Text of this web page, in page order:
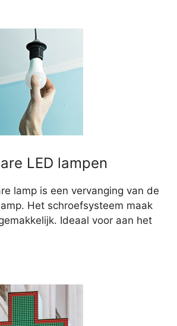
LED lampen
lamp is een vervanging van de
Het schroefsysteem maak
Ideaal voor aan het